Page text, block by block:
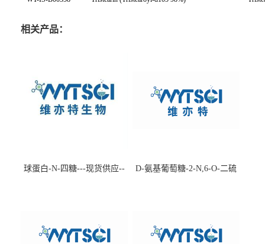
相关产品：
球蛋白-N-四糖---现货供应--
D-氨基葡萄糖-2-N,6-O-二硫